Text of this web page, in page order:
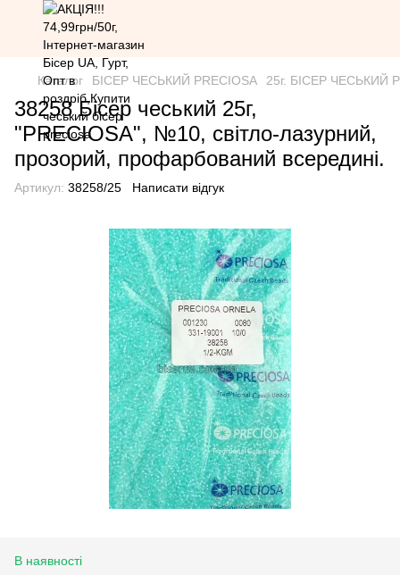
Каталог БІСЕР ЧЕСЬКИЙ PRECIOSA 25г. БІСЕР ЧЕСЬКИЙ
38258 Бісер чеський 25г,
"PRECIOSA", №10, світло-лазурний,
прозорий, профарбований всередині.
Артикул: 38258/25 Написати відгук
В наявності